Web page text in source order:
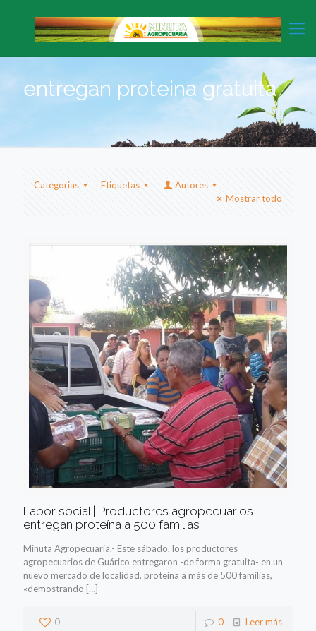
entregan proteina gratuita
Categorias Etiquetas
Autores
Mostrar todo
Labor social | Productores agropecuarios
entregan proteína a 500 familias
Minuta Agropecuaria.- Este sábado, los productores
agropecuarios de Guárico entregaron -de forma gratuita- en un
nuevo mercado de localidad, proteína a más de 500 familias,
«demostrando […]
0 0 Leer más